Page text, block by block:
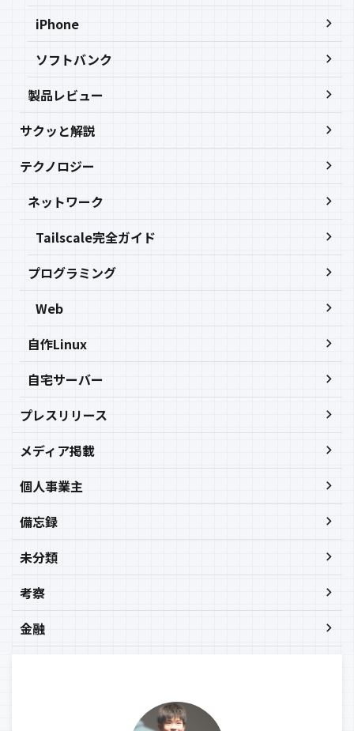
iPhone
ソフトバンク
製品レビュー
サクッと解説
テクノロジー
ネットワーク
Tailscale完全ガイド
プログラミング
Web
自作Linux
自宅サーバー
プレスリリース
メディア掲載
個人事業主
備忘録
未分類
考察
金融